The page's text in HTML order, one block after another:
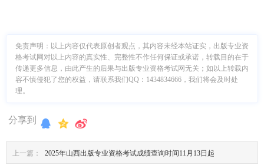
免责声明： 以上内容仅代表原创者观点，其内容未经本站证实，出版专业资
格考试网对以上内容的真实性、完整性不作任何保证或承诺，转载目的在于
传递更多信息，由此产生的后果与出版专业资格考试网无关；如以上转载内
容不慎侵犯了您的权益，请联系我们QQ：1434834666，我们将会及时处
理。
分享到
上一篇： 2025年山西出版专业资格考试成绩查询时间11月13日起